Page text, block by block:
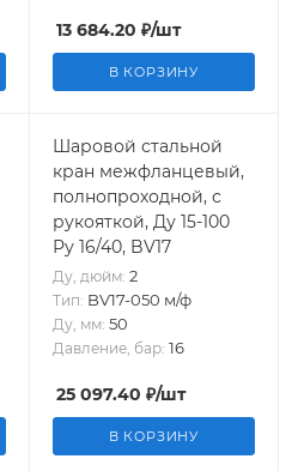
13 684.20 ₽/шт
В КОРЗИНУ
Шаровой стальной
кран межфланцевый,
полнопроходной, с
рукояткой, Ду 15-100
Ру 16/40, BV17
Ду, дюйм: 2
Тип: BV17-050 м/ф
Ду, мм: 50
Давление, бар: 16
25 097.40 ₽/шт
В КОРЗИНУ